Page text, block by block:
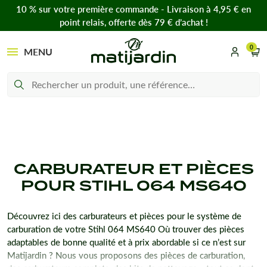
10 % sur votre première commande - Livraison à 4,95 € en
point relais, offerte dès 79 € d’achat !
MENU 0
CARBURATEUR ET PIÈCES
POUR STIHL 064 MS640
Découvrez ici des carburateurs et pièces pour le système de
carburation de votre Stihl 064 MS640 Où trouver des pièces
adaptables de bonne qualité et à prix abordable si ce n’est sur
Matijardin ? Nous vous proposons des pièces de carburation,